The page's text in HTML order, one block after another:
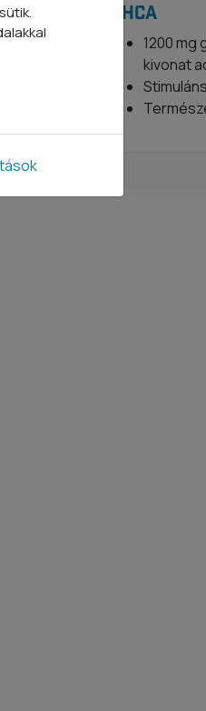
HCA
1200 mg
kivonat